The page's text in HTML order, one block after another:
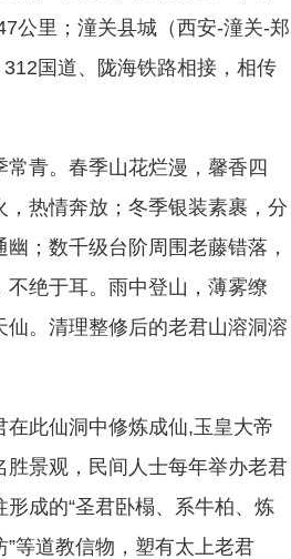
公里；潼关县城（西安-潼关-郑
国道、陇海铁路相接，相传
青。春季山花烂漫，馨香四
热情奔放；冬季银装素裹，分
；数千级台阶周围老藤错落，
绝于耳。雨中登山，薄雾缭
。清理整修后的老君山溶洞溶
此仙洞中修炼成仙,玉皇大帝
景观，民间人士每年举办老君
成的“圣君卧榻、系牛柏、炼
等道教信物，塑有太上老君